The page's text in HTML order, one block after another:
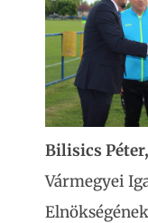
Bilisics Péter,
Vármegyei